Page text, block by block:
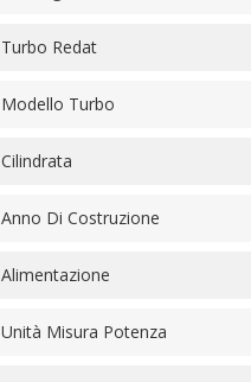
Turbo Redat
Modello Turbo
Cilindrata
Anno Di Costruzione
Alimentazione
Unità Misura Potenza